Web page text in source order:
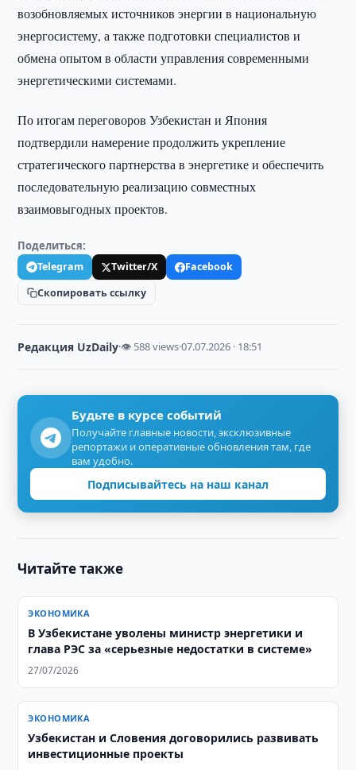
возобновляемых источников энергии в национальную
энергосистему, а также подготовки специалистов и
обмена опытом в области управления современными
энергетическими системами.
По итогам переговоров Узбекистан и Япония
подтвердили намерение продолжить укрепление
стратегического партнерства в энергетике и обеспечить
последовательную реализацию совместных
взаимовыгодных проектов.
Поделиться:
Telegram Twitter/X
Facebook
Скопировать ссылку
Редакция UzDaily·👁 588 views·07.07.2026 · 18:51
Будьте в курсе событий
Получайте главные новости, эксклюзивные
репортажи и оперативные обновления там, где
вам удобно.
Подписывайтесь на наш канал
Читайте также
ЭКОНОМИКА
В Узбекистане уволены министр энергетики и
глава РЭС за «серьезные недостатки в системе»
27/07/2026
ЭКОНОМИКА
Узбекистан и Словения договорились развивать
инвестиционные проекты